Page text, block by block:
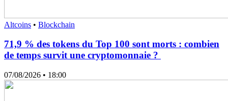
Altcoins • Blockchain
71,9 % des tokens du Top 100 sont morts : combien
de temps survit une cryptomonnaie ?
07/08/2026 • 18:00